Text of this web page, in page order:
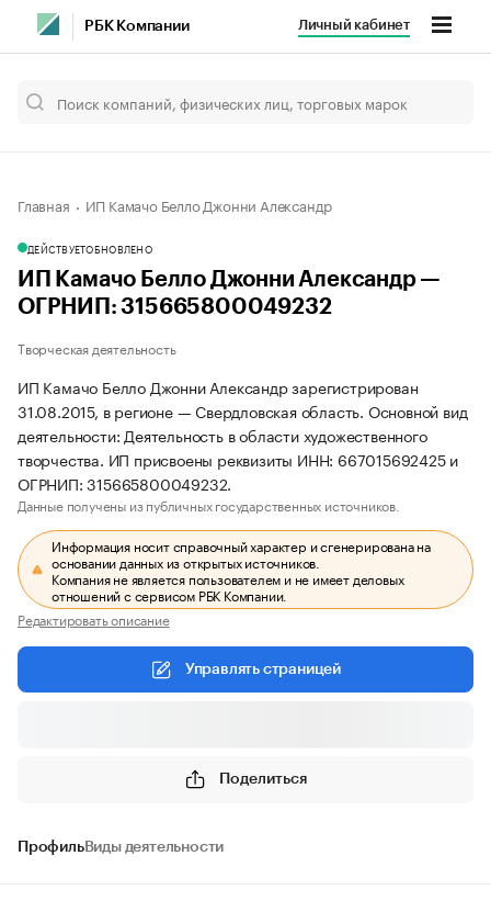
РБК Компании Личный кабинет
Главная ИП Камачо Белло Джонни Александр
ДЕЙСТВУЕТОБНОВЛЕНО
ИП Камачо Белло Джонни Александр —
ОГРНИП: 315665800049232
Творческая деятельность
ИП Камачо Белло Джонни Александр зарегистрирован
31.08.2015, в регионе — Свердловская область. Основной вид
деятельности: Деятельность в области художественного
творчества. ИП присвоены реквизиты ИНН: 667015692425 и
ОГРНИП: 315665800049232.
Данные получены из публичных государственных источников.
Информация носит справочный характер и сгенерирована на
основании данных из открытых источников.
Компания не является пользователем и не имеет деловых
отношений с сервисом РБК Компании.
Редактировать описание
Управлять страницей
Поделиться
ПрофильВиды деятельности